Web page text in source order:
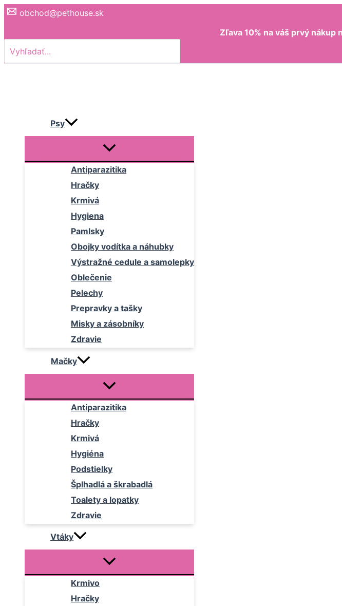
Preskočiť
obchod@pethouse.sk
Zľava 10% na váš prvý nákup
for:
Psy
Antiparazitika
Hračky
Krmivá
Hygiena
Pamlsky
Obojky vodítka a náhubky
Výstražné cedule a samolepky
Oblečenie
Pelechy
Prepravky a tašky
Misky a zásobníky
Zdravie
Mačky
Antiparazitika
Hračky
Krmivá
Hygiéna
Podstielky
Šplhadlá a škrabadlá
Toalety a lopatky
Zdravie
Vtáky
Krmivo
Hračky